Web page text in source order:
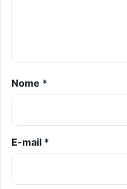
Nome *
E-mail *